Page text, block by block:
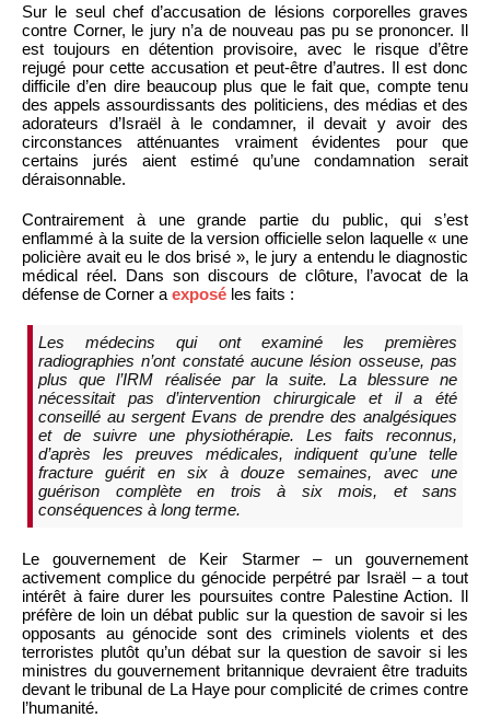
Sur le seul chef d’accusation de lésions corporelles graves
contre Corner, le jury n’a de nouveau pas pu se prononcer. Il
est toujours en détention provisoire, avec le risque d’être
rejugé pour cette accusation et peut-être d’autres. Il est donc
difficile d’en dire beaucoup plus que le fait que, compte tenu
des appels assourdissants des politiciens, des médias et des
adorateurs d’Israël à le condamner, il devait y avoir des
circonstances atténuantes vraiment évidentes pour que
certains jurés aient estimé qu’une condamnation serait
déraisonnable.
Contrairement à une grande partie du public, qui s’est
enflammé à la suite de la version officielle selon laquelle « une
policière avait eu le dos brisé », le jury a entendu le diagnostic
médical réel. Dans son discours de clôture, l’avocat de la
défense de Corner a exposé les faits :
Les médecins qui ont examiné les premières
radiographies n’ont constaté aucune lésion osseuse, pas
plus que l’IRM réalisée par la suite. La blessure ne
nécessitait pas d’intervention chirurgicale et il a été
conseillé au sergent Evans de prendre des analgésiques
et de suivre une physiothérapie. Les faits reconnus,
d’après les preuves médicales, indiquent qu’une telle
fracture guérit en six à douze semaines, avec une
guérison complète en trois à six mois, et sans
conséquences à long terme.
Le gouvernement de Keir Starmer – un gouvernement
activement complice du génocide perpétré par Israël – a tout
intérêt à faire durer les poursuites contre Palestine Action. Il
préfère de loin un débat public sur la question de savoir si les
opposants au génocide sont des criminels violents et des
terroristes plutôt qu’un débat sur la question de savoir si les
ministres du gouvernement britannique devraient être traduits
devant le tribunal de La Haye pour complicité de crimes contre
l’humanité.